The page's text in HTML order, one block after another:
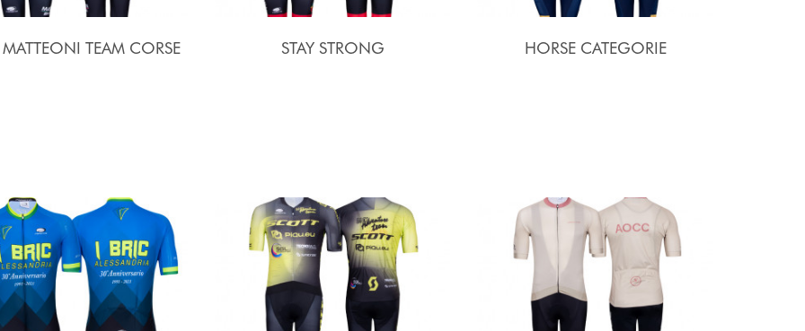
TEAM CORSE STAY STRONG HORSE CATEGORIE